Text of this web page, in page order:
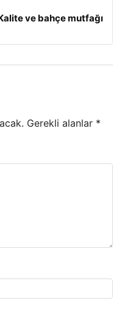
ve bahçe mutfağı
Gerekli alanlar *